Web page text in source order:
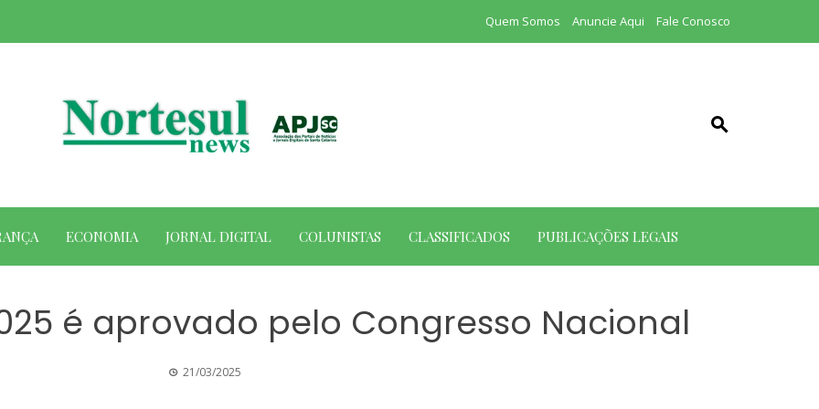
Quem Somos Anuncie Aqui Fale Conosco
ECONOMIA JORNAL DIGITAL COLUNISTAS CLASSIFICADOS PUBLICAÇÕES LEGAIS
é aprovado pelo Congresso Nacional
21/03/2025